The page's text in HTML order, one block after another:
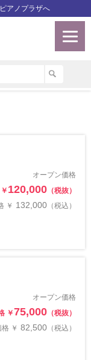
アノプラザへ
オープン価格
120,000 （税抜）
￥ 132,000 （税込）
オープン価格
￥75,000 （税抜）
￥ 82,500 （税込）